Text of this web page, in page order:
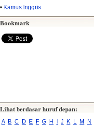
• Kamus Inggris
Bookmark
Lihat berdasar huruf depan:
A B C D E F G H I J K L M N